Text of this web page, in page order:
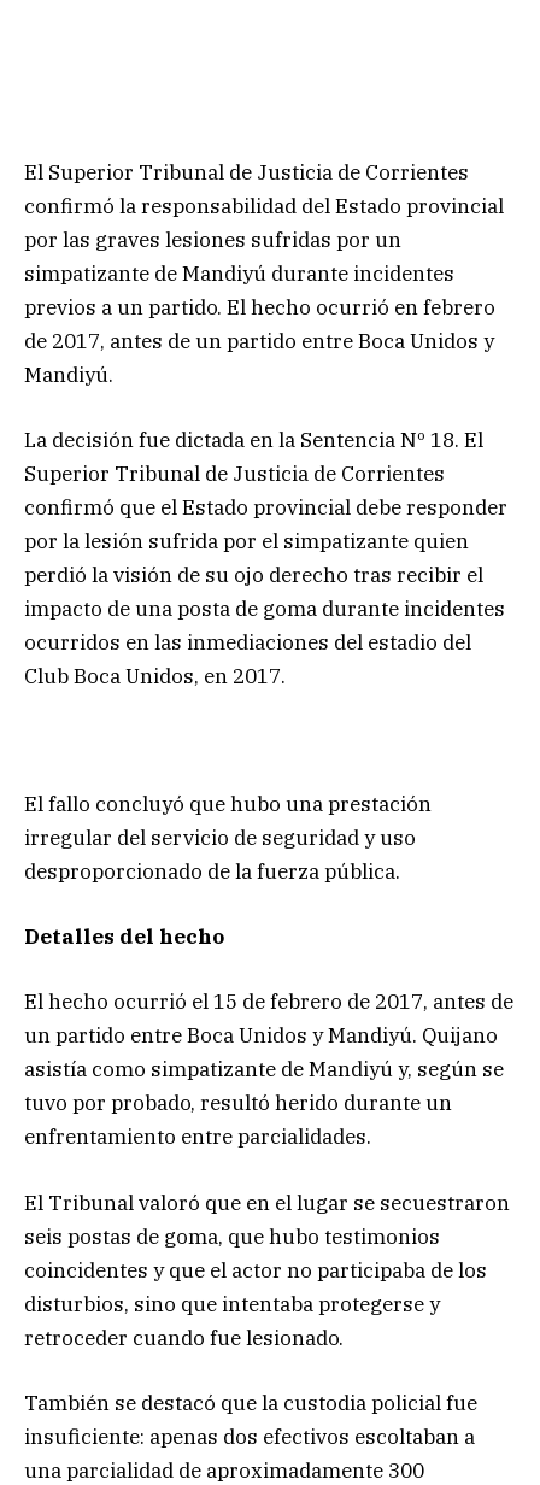
El Superior Tribunal de Justicia de Corrientes
confirmó la responsabilidad del Estado provincial
por las graves lesiones sufridas por un
simpatizante de Mandiyú durante incidentes
previos a un partido. El hecho ocurrió en febrero
de 2017, antes de un partido entre Boca Unidos y
Mandiyú.
La decisión fue dictada en la Sentencia Nº 18. El
Superior Tribunal de Justicia de Corrientes
confirmó que el Estado provincial debe responder
por la lesión sufrida por el simpatizante quien
perdió la visión de su ojo derecho tras recibir el
impacto de una posta de goma durante incidentes
ocurridos en las inmediaciones del estadio del
Club Boca Unidos, en 2017.
El fallo concluyó que hubo una prestación
irregular del servicio de seguridad y uso
desproporcionado de la fuerza pública.
Detalles del hecho
El hecho ocurrió el 15 de febrero de 2017, antes de
un partido entre Boca Unidos y Mandiyú. Quijano
asistía como simpatizante de Mandiyú y, según se
tuvo por probado, resultó herido durante un
enfrentamiento entre parcialidades.
El Tribunal valoró que en el lugar se secuestraron
seis postas de goma, que hubo testimonios
coincidentes y que el actor no participaba de los
disturbios, sino que intentaba protegerse y
retroceder cuando fue lesionado.
También se destacó que la custodia policial fue
insuficiente: apenas dos efectivos escoltaban a
una parcialidad de aproximadamente 300